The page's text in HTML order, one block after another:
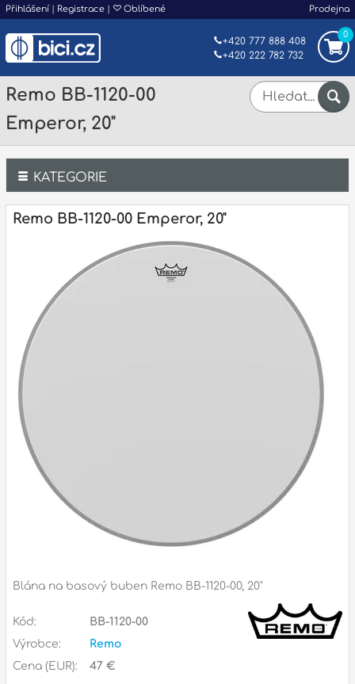
Přihlášení | Registrace | Oblíbené Prodejna
0
+420 777 888 408
+420 222 782 732
Remo BB-1120-00
Emperor, 20"
KATEGORIE
Bicí
Kytary a strunné nástroje
Dechy
Příslušenství
Dárkové předměty
Noty a knihy
Ostatní
Naše prodejna
Remo BB-1120-00 Emperor, 20"
Blána na basový buben Remo BB-1120-00, 20"
Kód:
BB-1120-00
Výrobce:
Remo
Cena (EUR):
47 €